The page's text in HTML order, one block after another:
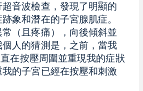
音波檢查，發現了明顯的
象和潛在的子宮腺肌症。
（且疼痛），向後傾斜並
人的猜測是，之前，當我
在按壓周圍並重現我的症狀
的子宮已經在按壓和刺激